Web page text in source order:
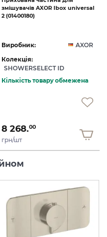
змішувачів AXOR Ibox universal
2 (01400180)
Виробник:
AXOR
Колекція:
SHOWERSELECT ID
Кількість товару обмежена
8 268.00
грн/шт